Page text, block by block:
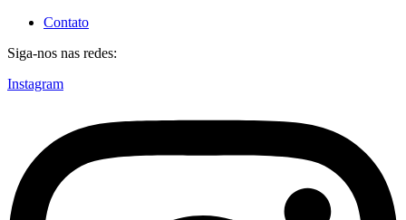
Contato
Siga-nos nas redes:
Instagram